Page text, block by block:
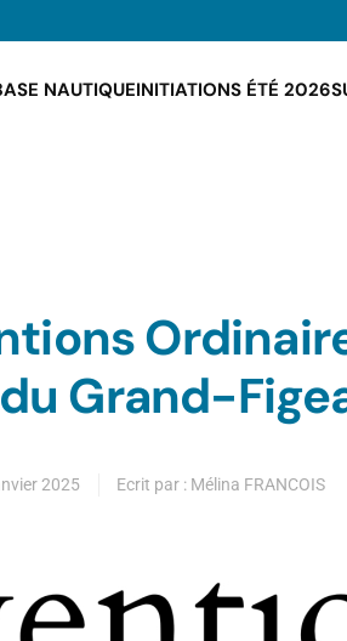
NAUTIQUEINITIATIONS ÉTÉ 2026
Grand-
2025 Ecrit par : Mélina FRANCOIS